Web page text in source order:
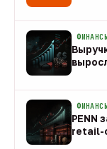
PENN
retail-